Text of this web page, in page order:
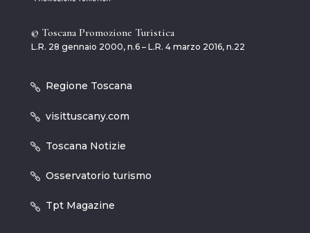
© Toscana Promozione Turistica
L.R. 28 gennaio 2000, n.6 – L.R. 4 marzo 2016, n.22
Regione Toscana
visittuscany.com
Toscana Notizie
Osservatorio turismo
Tpt Magazine